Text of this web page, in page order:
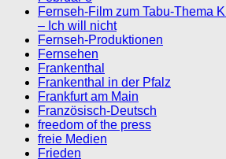
Fernseh-Film zum Tabu-Thema
– Ich will nicht
Fernseh-Produktionen
Fernsehen
Frankenthal
Frankenthal in der Pfalz
Frankfurt am Main
Französisch-Deutsch
freedom of the press
freie Medien
Frieden